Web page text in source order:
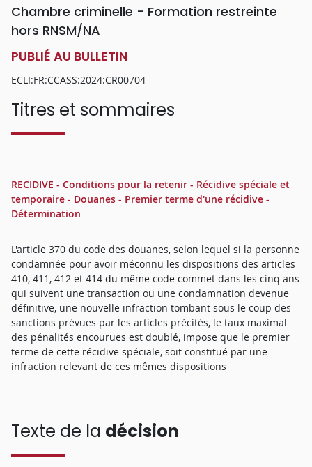
Chambre criminelle - Formation restreinte
hors RNSM/NA
PUBLIÉ AU BULLETIN
ECLI:FR:CCASS:2024:CR00704
Titres et sommaires
RECIDIVE - Conditions pour la retenir - Récidive spéciale et
temporaire - Douanes - Premier terme d'une récidive -
Détermination
L'article 370 du code des douanes, selon lequel si la personne
condamnée pour avoir méconnu les dispositions des articles
410, 411, 412 et 414 du même code commet dans les cinq ans
qui suivent une transaction ou une condamnation devenue
définitive, une nouvelle infraction tombant sous le coup des
sanctions prévues par les articles précités, le taux maximal
des pénalités encourues est doublé, impose que le premier
terme de cette récidive spéciale, soit constitué par une
infraction relevant de ces mêmes dispositions
Texte de la décision